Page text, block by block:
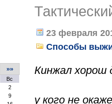
23 февраля
Способы
Кинжал хорош
у кого не
»»
Вс
2
9